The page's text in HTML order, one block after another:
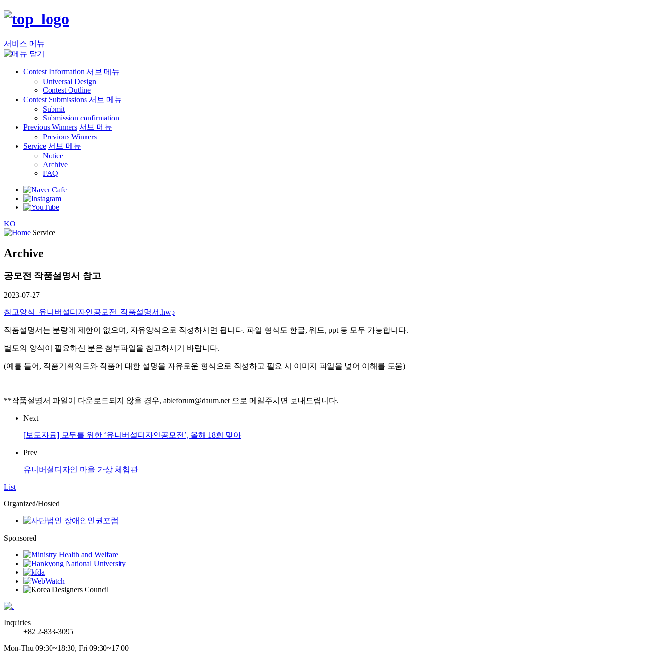
서비스 메뉴
Contest Information 서브 메뉴
Universal Design
Contest Outline
Contest Submissions 서브 메뉴
Submit
Submission confirmation
Previous Winners 서브 메뉴
Previous Winners
Service 서브 메뉴
Notice
Archive
FAQ
KO
Service
Archive
공모전 작품설명서 참고
2023-07-27
참고양식_유니버설디자인공모전_작품설명서.hwp
작품설명서는 분량에 제한이 없으며, 자유양식으로 작성하시면 됩니다. 파일 형식도 한글, 워드, ppt 등 모두 가능합니다.
별도의 양식이 필요하신 분은 첨부파일을 참고하시기 바랍니다.
(예를 들어, 작품기획의도와 작품에 대한 설명을 자유로운 형식으로 작성하고 필요 시 이미지 파일을 넣어 이해를 도움)
**작품설명서 파일이 다운로드되지 않을 경우, ableforum@daum.net 으로 메일주시면 보내드립니다.
Next
[보도자료] 모두를 위한 ‘유니버설디자인공모전’, 올해 18회 맞아
Prev
유니버설디자인 마을 가상 체험관
List
Organized/Hosted
Sponsored
Inquiries
+82 2-833-3095
Mon-Thu 09:30~18:30, Fri 09:30~17:00